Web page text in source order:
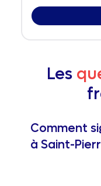
Les
Comment
à Saint-